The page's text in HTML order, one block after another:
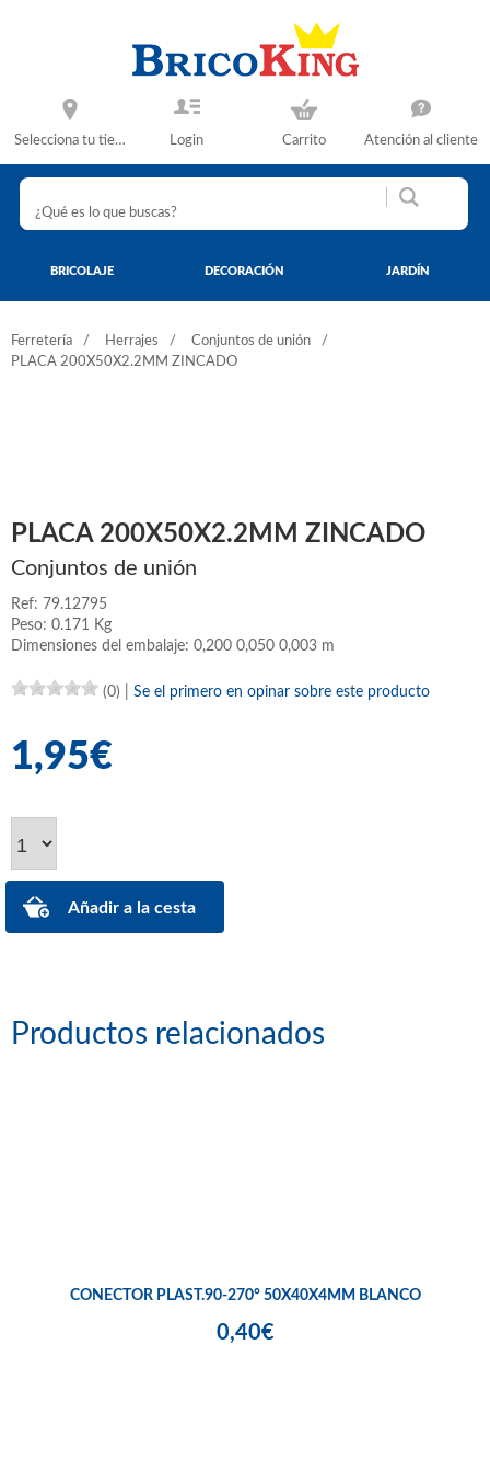
Selecciona tu tienda Login Carrito Atención al cliente
BRICOLAJE DECORACIÓN JARDÍN
Ferretería Herrajes
Conjuntos de unión
PLACA 200X50X2.2MM ZINCADO
PLACA 200X50X2.2MM ZINCADO
Conjuntos de unión
Ref: 79.12795
Peso: 0.171 Kg
Dimensiones del embalaje: 0,200 0,050 0,003 m
(0) Se el primero en opinar sobre este producto
1,95€
Productos relacionados
CONECTOR PLAST.90-270° 50X40X4MM BLANCO
0,40€